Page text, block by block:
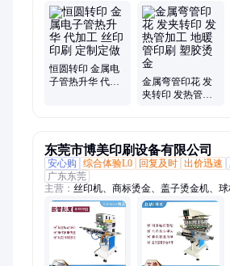
印板、转印笔、烫金机、气染印、pvc烫金
热烫印、移印机、转移纸、热转印、气转印
印、水转印、丝印纸、热升华、转印网、转
制t恤
恒圆转印 金属电
子管热升华 代加
金属弯管印花 发
夹转印 发热管加
东莞市博美印刷设备有限公司
安心购
综合体验L0 回复及时 出价迅速
广东东莞
主营： 丝印机、商标烫金、盖子烫金机、球
机、双色移印机、织带烫金机、小零件高速
移印机、旋转印两面、标签打印机、单色移
头盔移印机、玩具移印机、瓶盖移印机、圆
机、自动烫金机、自动化移印机、多工位
机、奶瓶热转印机、四色移印机